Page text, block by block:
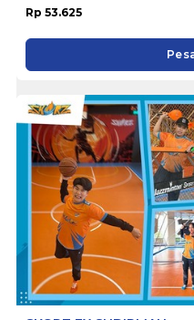
Rp 53.625